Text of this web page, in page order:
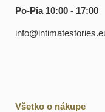
Po-Pia 10:00 - 17:00
Všetko o nákupe